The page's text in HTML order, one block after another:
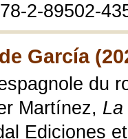
2-89502-
García
du
Martínez,
Ediciones